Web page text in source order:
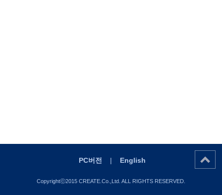
PC버전 | English
Copyrightⓒ2015 CREATE.Co.,Ltd. ALL RIGHTS RESERVED.